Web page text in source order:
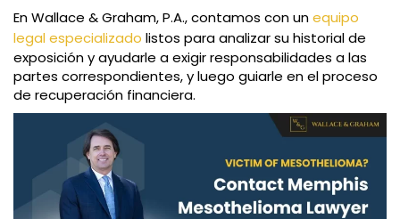
En Wallace & Graham, P.A., contamos con unequipo
legal especializado listos para analizar su historial de
exposición y ayudarle a exigir responsabilidades a las
partes correspondientes, y luego guiarle en el proceso
de recuperación financiera.